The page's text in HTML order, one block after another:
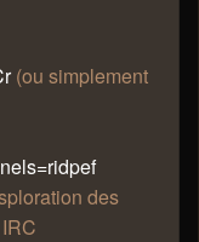
(ou simplement
des
mar. 29 août 2023, 00:28
avais été fais
l'aile Est je
pour reprendre
(mais pas